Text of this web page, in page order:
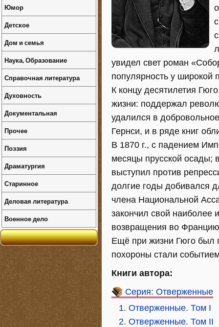
увидел свет роман
популярность у широкой
К концу десятилетия
жизни: поддержал
удалился в
Гернси, и в ряде книг
В 1870 г., с падением
месяцы прусской осады;
выступил против
долгие годы добивался
члена Национальной
закончил свой наиболее
возвращения во Францию
Ещё при жизни Гюго был
похороны стали
Книги автора:
Серия: Отверженные
1. Отверженные. Том I
2. Отверженные. Том II
Юмор
Детское
Дом и семья
Наука, Образование
Справочная литература
Духовность
Документальная
Прочее
Поэзия
Драматургия
Старинное
Деловая литература
Военное дело